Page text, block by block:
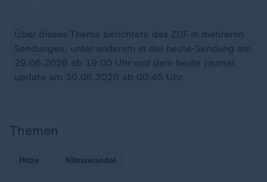
Über dieses Thema berichtete das ZDF in mehreren
Sendungen, unter anderem in der heute-Sendung am
29.06.2026 ab 19:00 Uhr und dem heute journal
update am 30.06.2026 ab 00:45 Uhr.
Themen
Hitze Klimawandel